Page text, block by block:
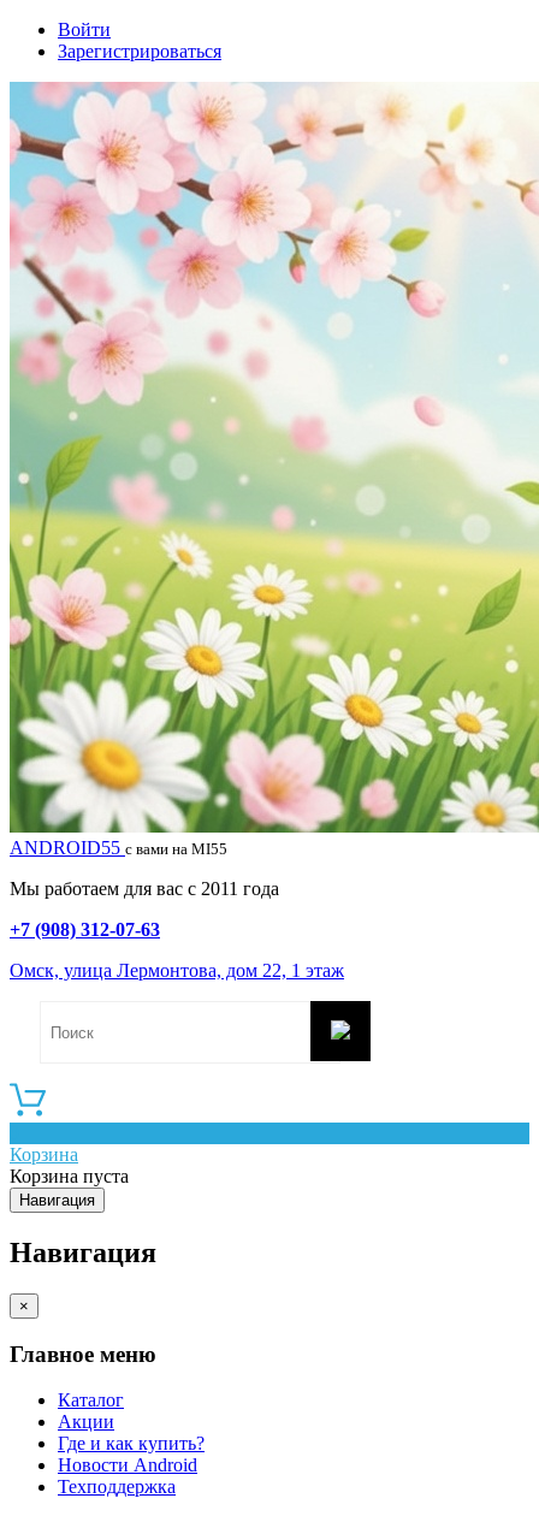
Войти
Зарегистрироваться
ANDROID55 с вами на MI55
Мы работаем для вас с 2011 года
+7 (908) 312-07-63
Омск, улица Лермонтова, дом 22, 1 этаж
Корзина
Корзина пуста
Навигация
Навигация
×
Главное меню
Каталог
Акции
Где и как купить?
Новости Android
Техподдержка